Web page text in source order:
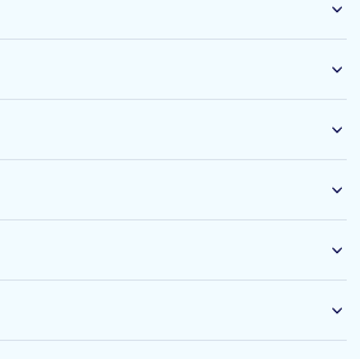
ervaar ik sinds het gebruik een opgeblazen gevoel